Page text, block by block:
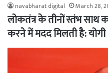
navabharat digital March 28,
लोकतंत्र के तीनों स्तंभ साथ
करने में मदद मिलती है: